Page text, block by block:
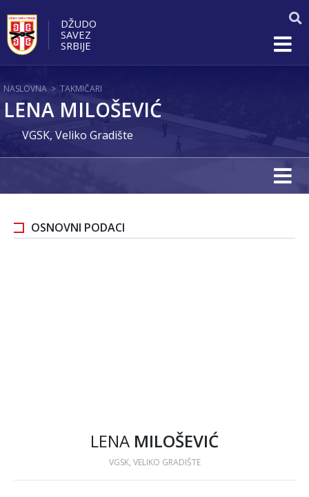
DŽUDO
SAVEZ
SRBIJE
NASLOVNA > TAKMIČARI
LENA MILOŠEVIĆ
VGSK, Veliko Gradište
OSNOVNI PODACI
LENA MILOŠEVIĆ
VGSK, VELIKO GRADIŠTE